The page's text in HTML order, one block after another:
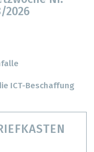
2026
ICT-Beschaffung